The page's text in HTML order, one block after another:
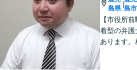
島県
|
島市
【市役所
着型の弁
あります。